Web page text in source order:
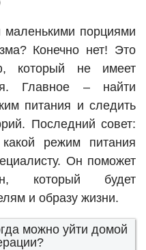
маленькими порциями
Конечно нет! Это
который не имеет
Главное – найти
питания и следить
Последний совет:
режим питания
Он поможет
который будет
и образу жизни.
можно уйти домой